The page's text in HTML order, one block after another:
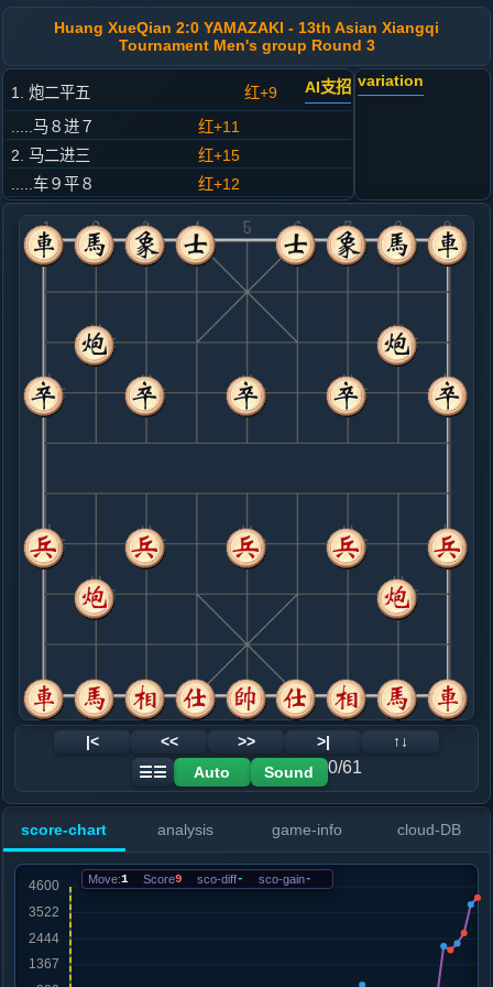
Huang XueQian 2:0 YAMAZAKI - 13th Asian Xiangqi
Tournament Men's group Round 3
1. 炮二平五 红+9 AI支招
.....马８进７
红+11
2. 马二进三
红+15
.....车９平８
红+12
3. 车一平二
红+11
.....马２进３
红+12
4. 马八进九
红+4
.....卒７进１
红+3
5. 炮八平七
红+3
.....车１平２
6. 车九平八
红+6
.....砲２进２
红+5
7. 车二进六
红+6
8. 车八进四
红+4
兵七进一
.....象３进５
红+7
9. 兵九进一
红+5
.....卒３进１
10. 车二退三
红+1
.....士４进５
红+7
红+3
.....马６进７
红+3
马６退７
12. 炮五平七
黑+10
兵七进一
黑+15
13. 车二进二
黑+31
.....马３进２
黑+11
15. 炮七进二
.....马２进４
16. 兵五进一
variation
|< << >> >|
↑↓
☰☰
Auto Sound 0/61
score-chart analysis game-info cloud-DB
Move:1 Score9 sco-diff- sco-gain-